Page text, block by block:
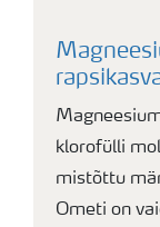
klorofülli
mistõttu
Ometi on